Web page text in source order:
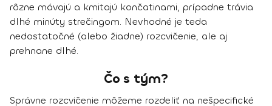
rôzne mávajú a kmitajú končatinami, prípadne trávia
dlhé minúty strečingom. Nevhodné je teda
nedostatočné (alebo žiadne) rozcvičenie, ale aj
prehnane dlhé.
Čo s tým?
Správne rozcvičenie môžeme rozdeliť na nešpecifické